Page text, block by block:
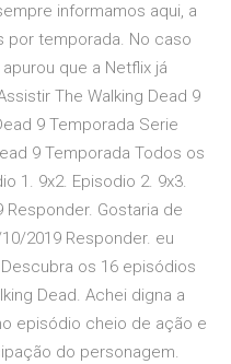
informamos aqui, a
por temporada. No caso
que a Netflix já
The Walking Dead 9
9 Temporada Serie
9 Temporada Todos os
1. 9x2. Episodio 2. 9x3.
Responder. Gostaria de
2019 Responder. eu
os 16 episódios
Dead. Achei digna a
episódio cheio de ação e
do personagem.